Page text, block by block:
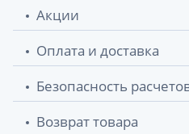
Акции
Оплата и доставка
Безопасность
Возврат товара